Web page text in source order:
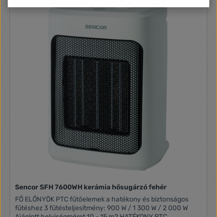
Túlmelegedés elleni védelem Igen Fürdőszobába alkalmas
Teljesítmény 1000 / 2000 W
Sencor SFH 7600WH kerámia hősugárzó fehér
FŐ ELŐNYÖK PTC fűtőelemek a hatékony és biztonságos
fűtéshez 3 fűtésteljesítmény: 900 W / 1 300 W / 2 000 W